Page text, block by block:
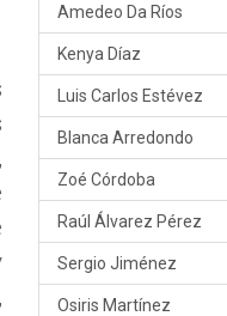
Amedeo Da Ríos
Kenya Díaz
Luis Carlos Estévez
Blanca Arredondo
Zoé Córdoba
Raúl Álvarez Pérez
Sergio Jiménez
Osiris Martínez